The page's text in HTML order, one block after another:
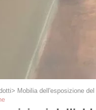
> Mobilia dell'esposizione